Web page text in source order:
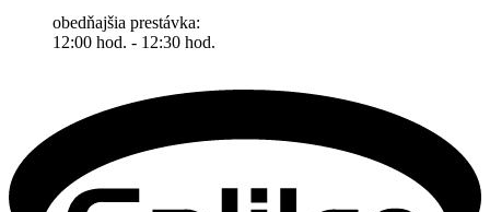
obedňajšia prestávka:
12:00 hod. - 12:30 hod.